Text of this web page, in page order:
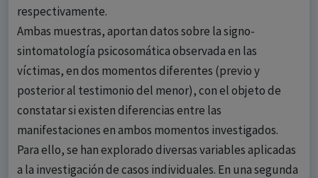
respectivamente.
Ambas muestras, aportan datos sobre la signo-
sintomatología psicosomática observada en las
víctimas, en dos momentos diferentes (previo y
posterior al testimonio del menor), con el objeto de
constatar si existen diferencias entre las
manifestaciones en ambos momentos investigados.
Para ello, se han explorado diversas variables aplicadas
a la investigación de casos individuales. En una segunda